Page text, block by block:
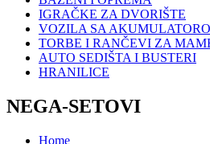
IGRAČKE ZA DVORIŠTE
VOZILA SA
TORBE I RANČEVI ZA
AUTO SEDIŠTA I BUSTERI
HRANILICE
NEGA-SETOVI
Home